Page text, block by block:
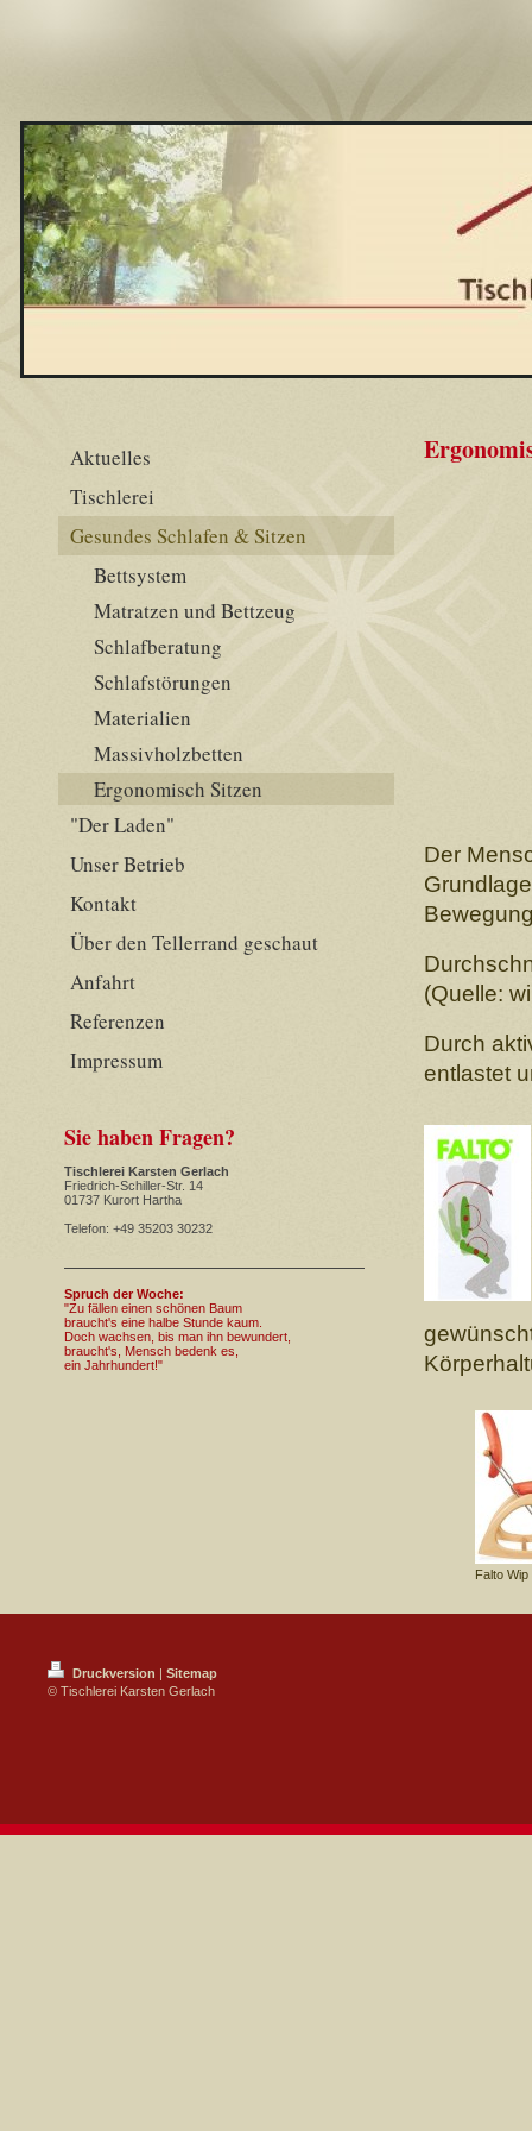
Der
(Quelle:
Durch
entlastet
Falto Wip
Aktuelles
Tischlerei
Gesundes Schlafen & Sitzen
Bettsystem
Matratzen und Bettzeug
Schlafberatung
Schlafstörungen
Materialien
Massivholzbetten
Ergonomisch Sitzen
"Der Laden"
Unser Betrieb
Kontakt
Über den Tellerrand geschaut
Anfahrt
Referenzen
Impressum
Sie haben Fragen?
Tischlerei Karsten Gerlach
Friedrich-Schiller-Str. 14
01737 Kurort Hartha
Telefon: +49 35203 30232
Spruch der Woche:
"Zu fällen einen schönen Baum
braucht's eine halbe Stunde kaum.
Doch wachsen, bis man ihn bewundert,
braucht's, Mensch bedenk es,
ein Jahrhundert!"
Druckversion | Sitemap
© Tischlerei Karsten Gerlach